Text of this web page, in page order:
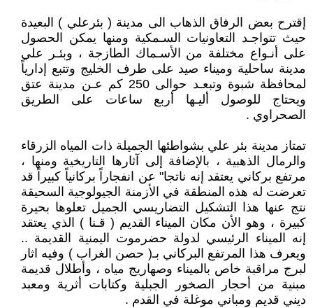
إقترح بعض الرفاق الذهاب الى مدينة ( بئرعلي ) البعيدة
حيث تتواجـد التعاونيات السـمكية ومنها يمكن الحصول
على أنـواع مختلفة من الأسـماك الطازجة ، وبئـر علي
مدينة ساحلية وميناء صيد على طرف الخليج وتتبع إدارياً
لمحافظة شبوة وتبعـد حوالى 250 كم عـن مدينة عتق
ويحتاج للوصول أليـها أربع ساعات على الطريق
الصحراوي .
تمتاز مدينة بئر علي بشواطئها الجميلة ذات المياه الزرقاء
والرمال الذهبية ، بالإضافة إلى آثارها التاريخية ومنها ،
مرتفع بركاني يعتقد إنه ناتجا" عن انفجاراً بركانياً كبيراً قد
تعرضت له هذه المنطقة في الأزمنة الجيولوجية السحيقة
نتج عنها هذا التشكيل التضاريسي الجميل تعلوها بحيرة
كبيرة ، وهو الأن مكان الميناء القديم ( قـنا ) الذي يعتقد
إنه الميناء الرئيسي لدولة حضرموت اليمنية القديمة ..
ويعرف هذا المرتفع البركاني بـ( حصن الغراب ) وفيه اثار
لبرج مراقبة خاص بالميناء وصهاريج مياه ، وأطلال قديمة
مبنية من أحجار الصخور الجبلية وكتابات أثرية ومعبد
ديني قديم ومباني موغلة في القدم .